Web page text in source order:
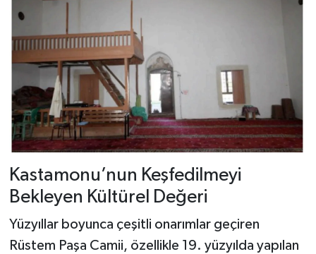
Kastamonu’nun Keşfedilmeyi
Bekleyen Kültürel Değeri
Yüzyıllar boyunca çeşitli onarımlar geçiren
Rüstem Paşa Camii, özellikle 19. yüzyılda yapılan